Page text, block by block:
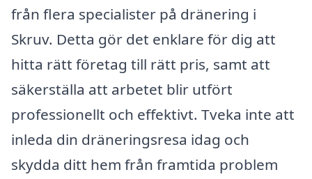
från flera specialister på dränering i
Skruv. Detta gör det enklare för dig att
hitta rätt företag till rätt pris, samt att
säkerställa att arbetet blir utfört
professionellt och effektivt. Tveka inte att
inleda din dräneringsresa idag och
skydda ditt hem från framtida problem